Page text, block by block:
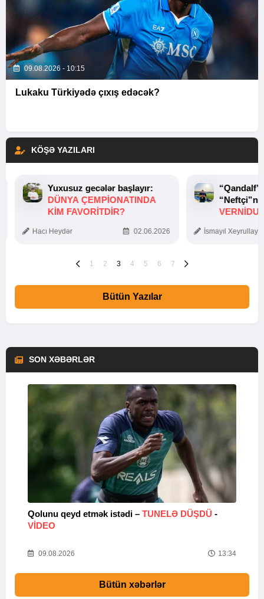
09.08.2026 - 10:15
Lukaku Türkiyədə çıxış edəcək?
KÖŞƏ YAZILARI
Yuxusuz gecələr başlayır:
DÜNYA ÇEMPIONATINDA
KIM FAVORITDIR?
Hacı Heydər 02.06.2026 İsmayıl
1 2 3 4 5 6 7
Bütün Yazılar
SON XƏBƏRLƏR
Qolunu qeyd etmək istədi – TUNELƏ DÜŞDÜ -
VİDEO
09.08.2026 13:34
Bütün xəbərlər